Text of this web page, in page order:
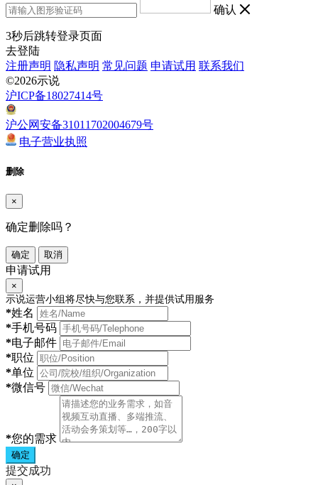
确认
3秒后跳转登录页面
去登陆
注册声明 隐私声明 常见问题 申请试用 联系我们
©2026示说
沪ICP备18027414号
沪公网安备31011702004679号
电子营业执照
删除
×
确定删除吗？
确定 取消
申请试用
×
示说运营小组将尽快与您联系，并提供试用服务
*姓名
*手机号码
*电子邮件
*职位
*单位
*微信号
*您的需求
确定
提交成功